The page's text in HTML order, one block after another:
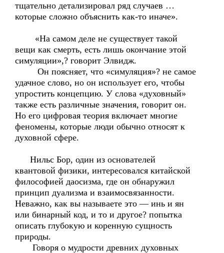
тщательно детализировал ряд случаев …
которые сложно объяснить как-то иначе».
«На самом деле не существует такой
вещи как смерть, есть лишь окончание этой
симуляции»,? говорит Элвидж.
Он поясняет, что «симуляция»? не самое
удачное слово, но он использует его, чтобы
упростить концепцию. У слова «духовный»
также есть различные значения, говорит он.
Но его цифровая теория включает многие
феномены, которые люди обычно относят к
духовной сфере.
Нильс Бор, один из основателей
квантовой физики, интересовался китайской
философией даосизма, где он обнаружил
принцип дуализма и взаимосвязанности.
Неважно, как вы называете это — инь и ян
или бинарный код, и то и другое? попытка
описать глубокую и коренную сущность
природы.
Говоря о мудрости древних духовных